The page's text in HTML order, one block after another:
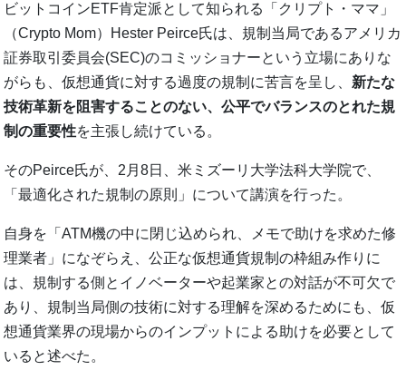
ビットコインETF肯定派として知られる「クリプト・ママ」
（Crypto Mom）Hester Peirce氏は、規制当局であるアメリカ
証券取引委員会(SEC)のコミッショナーという立場にありな
がらも、仮想通貨に対する過度の規制に苦言を呈し、 新たな
技術革新を阻害することのない、公平でバランスのとれた規
制の重要性を主張し続けている。
そのPeirce氏が、2月8日、米ミズーリ大学法科大学院で、
「最適化された規制の原則」について講演を行った。
自身を「ATM機の中に閉じ込められ、メモで助けを求めた修
理業者」になぞらえ、公正な仮想通貨規制の枠組み作りに
は、規制する側とイノベーターや起業家との対話が不可欠で
あり、規制当局側の技術に対する理解を深めるためにも、仮
想通貨業界の現場からのインプットによる助けを必要として
いると述べた。